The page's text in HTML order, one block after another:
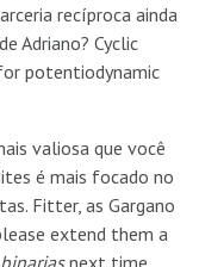
recíproca ainda
Adriano? Cyclic
potentiodynamic
valiosa que você
é mais focado no
Fitter, as Gargano
extend them a